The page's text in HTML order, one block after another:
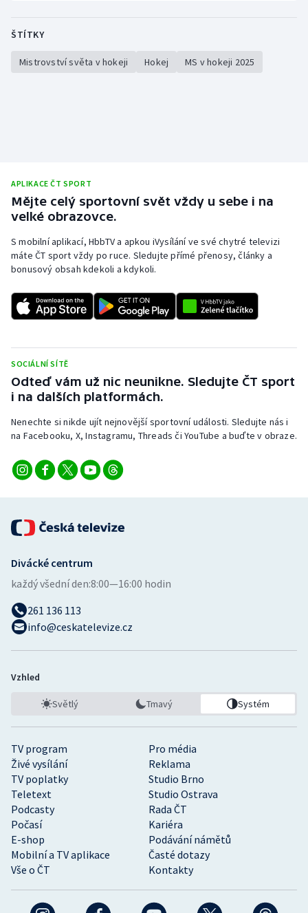
ŠTÍTKY
Mistrovství světa v hokeji Hokej MS v hokeji 2025
APLIKACE ČT SPORT
Mějte celý sportovní svět vždy u sebe i na
velké obrazovce.
S mobilní aplikací, HbbTV a apkou iVysílání ve své chytré televizi
máte ČT sport vždy po ruce. Sledujte přímé přenosy, články a
bonusový obsah kdekoli a kdykoli.
SOCIÁLNÍ SÍTĚ
Odteď vám už nic neunikne. Sledujte ČT sport
i na dalších platformách.
Nenechte si nikde ujít nejnovější sportovní události. Sledujte nás i
na Facebooku, X, Instagramu, Threads či YouTube a buďte v obraze.
TV program
Pro média
Živé vysílání
Reklama
TV poplatky
Studio Brno
Teletext
Studio Ostrava
Podcasty
Rada ČT
Počasí
Kariéra
E-shop
Podávání námětů
Mobilní a TV aplikace
Časté dotazy
Vše o ČT
Kontakty
Divácké centrum
každý všední den:8:00—16:00 hodin
261 136 113
info@ceskatelevize.cz
Vzhled
Světlý Tmavý Systém